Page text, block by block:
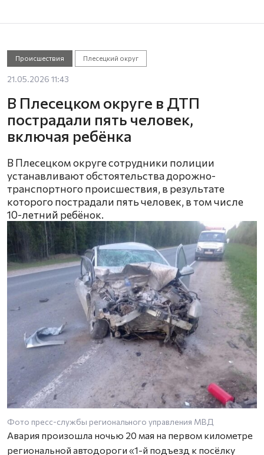
Происшествия Плесецкий округ
21.05.2026 11:43
В Плесецком округе в ДТП
пострадали пять человек,
включая ребёнка
В Плесецком округе сотрудники полиции
устанавливают обстоятельства дорожно-
транспортного происшествия, в результате
которого пострадали пять человек, в том числе
10-летний ребёнок.
Фото пресс-службы регионального управления МВД
Авария произошла ночью 20 мая на первом километре
региональной автодороги «1-й подъезд к посёлку